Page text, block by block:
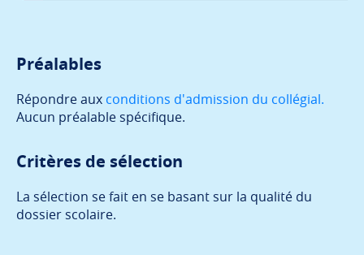
Préalables
Répondre aux conditions d'admission du collégial.
Aucun préalable spécifique.
Critères de sélection
La sélection se fait en se basant sur la qualité du
dossier scolaire.